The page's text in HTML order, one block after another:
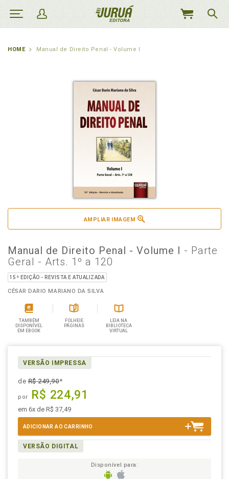
MEU
HOME Manual de Direito Penal - Volume I
AMPLIAR IMAGEM
Manual de Direito Penal - Volume I - Parte
Geral - Arts. 1º a 120
15ª EDIÇÃO - REVISTA E ATUALIZADA
CÉSAR DARIO MARIANO DA SILVA
TAMBÉM
DISPONÍVEL
EM EBOOK
FOLHEIE
PÁGINAS
LEIA NA
BIBLIOTECA
VIRTUAL
VERSÃO IMPRESSA
deR$ 249,90*
por R$ 224,91
em 6x de R$ 37,49
ADICIONAR AO CARRINHO
VERSÃO DIGITAL
Disponível para: